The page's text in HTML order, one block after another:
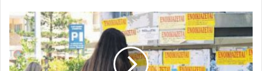
κ
ή
σ
α
ς